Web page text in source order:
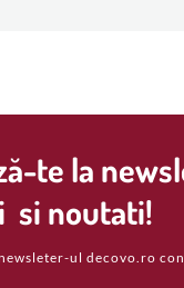
te la
si noutati!
ul decovo.ro